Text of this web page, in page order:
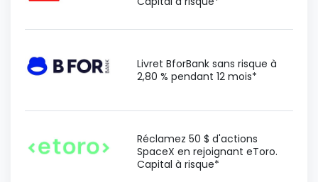
Livret BforBank sans risque à
2,80 % pendant 12 mois*
Réclamez 50 $ d'actions
SpaceX en rejoignant eToro.
Capital à risque*